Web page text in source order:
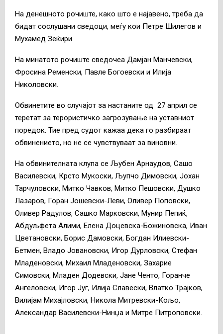
На денешното рочиште, како што е најавено, треба да
бидат сослушани сведоци, меѓу кои Петре Шилегов и
Мухамед Зеќири.
На минатото рочиште сведочеа Дамјан Манчевски,
Фросина Ременски, Павле Богоевски и Илија
Николовски.
Обвинетите во случајот за настаните од 27 април се
теретат за терористичко загрозување на уставниот
поредок. Тие пред судот кажаа дека го разбираат
обвинението, но не се чувствуваат за виновни.
На обвинителната клупа се Љубен Арнаудов, Сашо
Василевски, Крсто Мукоски, Љупчо Димовски, Јохан
Тарчуловски, Митко Чавков, Митко Пешовски, Душко
Лазаров, Горан Јошевски-Леви, Оливер Поповски,
Оливер Радулов, Сашко Марковски, Мунир Пепиќ,
Абдуљфета Алими, Елена Доцевска-Божиновска, Иван
Цветановски, Борис Дамовски, Богдан Илиевски-
Бетмен, Владо Јовановски, Игор Дурловски, Стефан
Младеновски, Михаил Младеновски, Захарие
Симовски, Младен Додевски, Јане Ченто, Горанче
Ангеловски, Игор Југ, Илија Славески, Влатко Трајков,
Вилијам Михајловски, Никола Митревски-Кољо,
Александар Василевски-Нинџа и Митре Питроповски.